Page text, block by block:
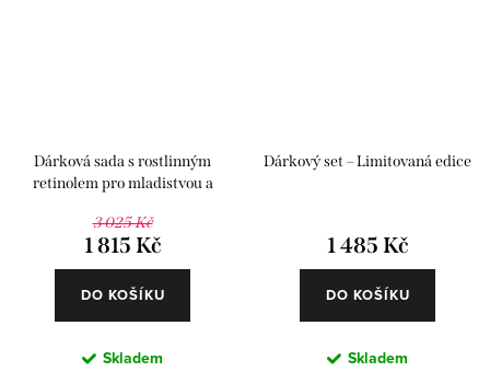
Dárková sada s rostlinným
retinolem pro mladistvou a
3 025 Kč
1 815 Kč
DO KOŠÍKU
Skladem
Dárkový set – Limitovaná edice
1 485 Kč
DO KOŠÍKU
Skladem